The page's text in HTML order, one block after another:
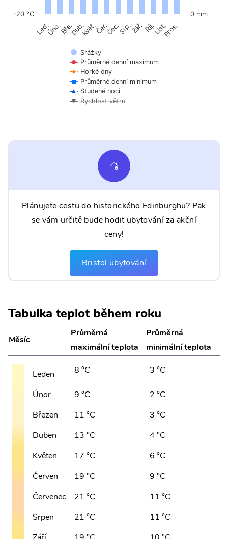
Srážky
Průměrné denní maximum
Horké dny
Průměrné denní minimum
Studené noci
Rychlost větru
Led.Úno.Bře.Dub.Květ.Čer.Čec.Srp.Zář.Říj.List.Pros.
-20 °C 0 mm
Plánujete cestu do historického Edinburghu? Pak
se vám určitě bude hodit ubytování za akční
ceny!
Bristol ubytování
Tabulka teplot během roku
Měsíc
Průměrná
maximální teplota
Průměrná
minimální teplota
Leden 8 °C 3 °C
Únor 9 °C
2 °C
Březen
11 °C
3 °C
Duben
13 °C
4 °C
Květen
17 °C
6 °C
Červen
19 °C
9 °C
Červenec
21 °C
11 °C
Srpen
21 °C
11 °C